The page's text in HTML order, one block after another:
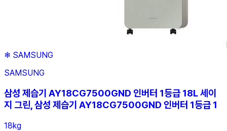
❄ SAMSUNG
SAMSUNG
삼성 제습기 AY18CG7500GND 인버터 1등급 18L 세이
지 그린, 삼성 제습기 AY18CG7500GND 인버터 1등급 1
18kg